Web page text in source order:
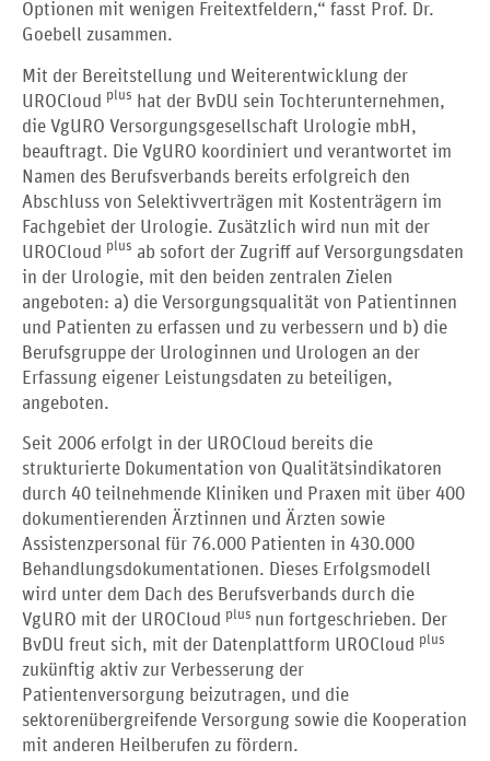
Optionen mit wenigen Freitextfeldern,“ fasst Prof. Dr.
Goebell zusammen.
Mit der Bereitstellung und Weiterentwicklung der
UROCloud plus
hat der BvDU sein Tochterunternehmen,
die VgURO Versorgungsgesellschaft Urologie mbH,
beauftragt. Die VgURO koordiniert und verantwortet im
Namen des Berufsverbands bereits erfolgreich den
Abschluss von Selektivverträgen mit Kostenträgern im
Fachgebiet der Urologie. Zusätzlich wird nun mit der
UROCloud plus ab sofort der Zugriff auf Versorgungsdaten
in der Urologie, mit den beiden zentralen Zielen
angeboten: a) die Versorgungsqualität von Patientinnen
und Patienten zu erfassen und zu verbessern und b) die
Berufsgruppe der Urologinnen und Urologen an der
Erfassung eigener Leistungsdaten zu beteiligen,
angeboten.
Seit 2006 erfolgt in der UROCloud bereits die
strukturierte Dokumentation von Qualitätsindikatoren
durch 40 teilnehmende Kliniken und Praxen mit über 400
dokumentierenden Ärztinnen und Ärzten sowie
Assistenzpersonal für 76.000 Patienten in 430.000
Behandlungsdokumentationen. Dieses Erfolgsmodell
wird unter dem Dach des Berufsverbands durch die
VgURO mit der UROCloud plus nun fortgeschrieben. Der
BvDU freut sich, mit der Datenplattform UROCloud plus
zukünftig aktiv zur Verbesserung der
Patientenversorgung beizutragen, und die
sektorenübergreifende Versorgung sowie die Kooperation
mit anderen Heilberufen zu fördern.